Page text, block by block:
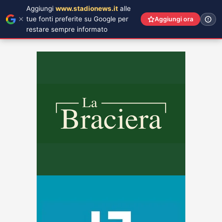
Aggiungi www.stadionews.it alle
tue fonti preferite su Google per
restare sempre informato
Aggiungi ora